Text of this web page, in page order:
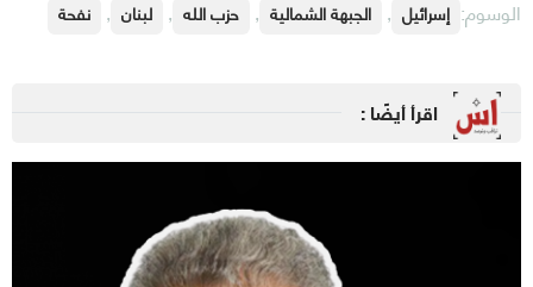
الوسوم: إسرائيل , الجبهة الشمالية , حزب الله , لبنان , نفحة
اقرأ أيضًا :